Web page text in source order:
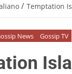
/ Temptation
News Gossip TV